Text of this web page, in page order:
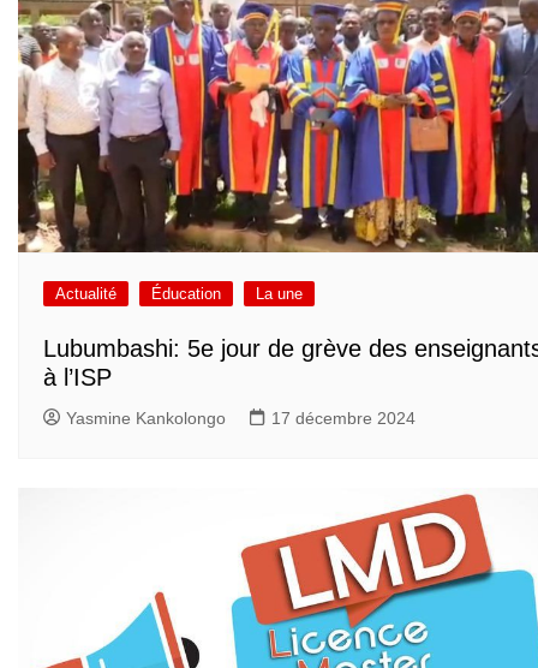
Actualité Éducation La une
Lubumbashi: 5e jour de grève des
à l’ISP
Yasmine Kankolongo 17 décembre 2024